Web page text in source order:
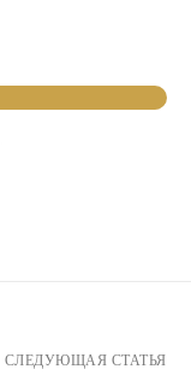
СЛЕДУЮЩАЯ СТАТЬЯ